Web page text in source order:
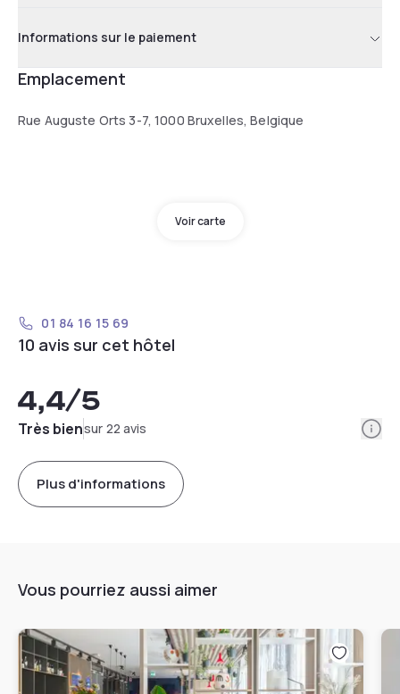
Informations sur le paiement
Emplacement
Rue Auguste Orts 3-7, 1000 Bruxelles, Belgique
Voir carte
01 84 16 15 69
10 avis sur cet hôtel
4,4/5
Très biensur 22 avis
Plus d'informations
Vous pourriez aussi aimer